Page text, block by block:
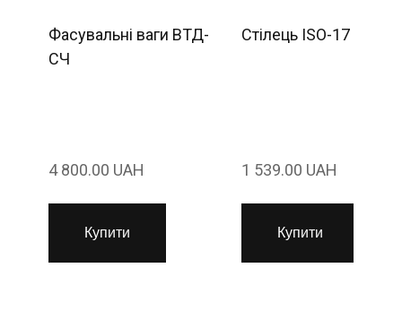
Фасувальні ваги ВТД-
СЧ
4 800.00 UAH
Купити
Стілець ISO-17
1 539.00 UAH
Купити